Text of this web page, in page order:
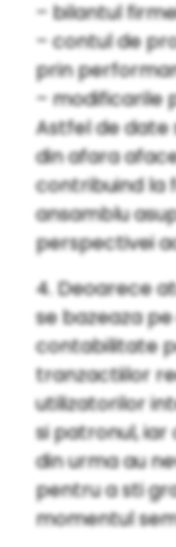
– bilantul
– contul de
prin
– modificarile
Astfel de date
din afara
contribuind la
ansamblu
perspectivei
4. Deoarece
se bazeaza
contabilitate
tranzactiilor
utilizatorilor
si patronul, iar
din urma au
pentru a sti
momentul